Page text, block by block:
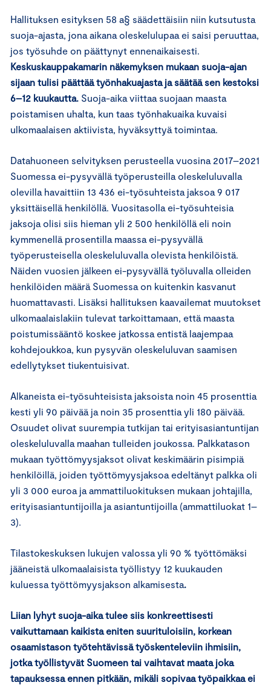
Hallituksen esityksen 58 a§ säädettäisiin niin kutsutusta
suoja-ajasta, jona aikana oleskelulupaa ei saisi peruuttaa,
jos työsuhde on päättynyt ennenaikaisesti.
Keskuskauppakamarin näkemyksen mukaan suoja-ajan
sijaan tulisi päättää työnhakuajasta ja säätää sen kestoksi
6–12 kuukautta. Suoja-aika viittaa suojaan maasta
poistamisen uhalta, kun taas työnhakuaika kuvaisi
ulkomaalaisen aktiivista, hyväksyttyä toimintaa.
Datahuoneen selvityksen perusteella vuosina 2017–2021
Suomessa ei-pysyvällä työperusteilla oleskeluluvalla
olevilla havaittiin 13 436 ei-työsuhteista jaksoa 9 017
yksittäisellä henkilöllä. Vuositasolla ei-työsuhteisia
jaksoja olisi siis hieman yli 2 500 henkilöllä eli noin
kymmenellä prosentilla maassa ei-pysyvällä
työperusteisella oleskeluluvalla olevista henkilöistä.
Näiden vuosien jälkeen ei-pysyvällä työluvalla olleiden
henkilöiden määrä Suomessa on kuitenkin kasvanut
huomattavasti. Lisäksi hallituksen kaavailemat muutokset
ulkomaalaislakiin tulevat tarkoittamaan, että maasta
poistumissääntö koskee jatkossa entistä laajempaa
kohdejoukkoa, kun pysyvän oleskeluluvan saamisen
edellytykset tiukentuisivat.
Alkaneista ei-työsuhteisista jaksoista noin 45 prosenttia
kesti yli 90 päivää ja noin 35 prosenttia yli 180 päivää.
Osuudet olivat suurempia tutkijan tai erityisasiantuntijan
oleskeluluvalla maahan tulleiden joukossa. Palkkatason
mukaan työttömyysjaksot olivat keskimäärin pisimpiä
henkilöillä, joiden työttömyysjaksoa edeltänyt palkka oli
yli 3 000 euroa ja ammattiluokituksen mukaan johtajilla,
erityisasiantuntijoilla ja asiantuntijoilla (ammattiluokat 1–
3).
Tilastokeskuksen lukujen valossa yli 90 % työttömäksi
jääneistä ulkomaalaisista työllistyy 12 kuukauden
kuluessa työttömyysjakson alkamisesta.
Liian lyhyt suoja-aika tulee siis konkreettisesti
vaikuttamaan kaikista eniten suurituloisiin, korkean
osaamistason työtehtävissä työskenteleviin ihmisiin,
jotka työllistyvät Suomeen tai vaihtavat maata joka
tapauksessa ennen pitkään, mikäli sopivaa työpaikkaa ei